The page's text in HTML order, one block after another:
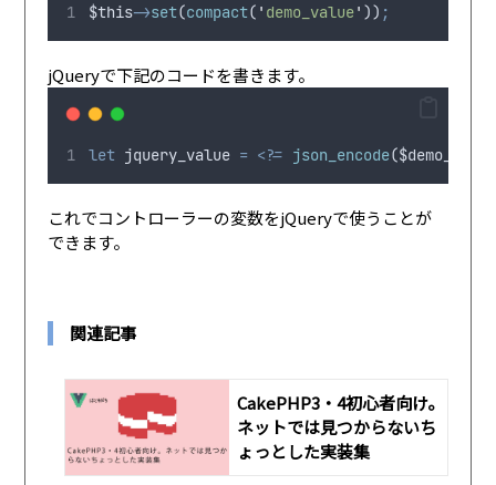
$this->set(compact( ' demo_value' )) ;
jQueryで下記のコードを書きます。
let jquery_value = <?= json_encode($demo_value
これでコントローラーの変数をjQueryで使うことが
できます。
関連記事
CakePHP3・4初心者向け。
ネットでは見つからないち
ょっとした実装集